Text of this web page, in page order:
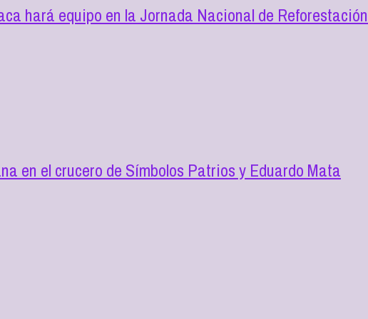
hará equipo en la Jornada Nacional de
en el crucero de Símbolos Patrios y Eduardo Mata